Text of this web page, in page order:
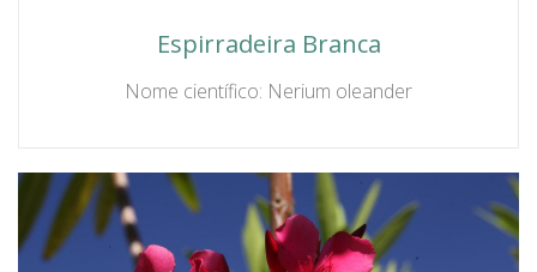
Espirradeira Branca
Nome científico: Nerium oleander